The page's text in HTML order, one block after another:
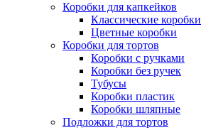
Коробки для капкейков
Классические коробки
Цветные коробки
Коробки для тортов
Коробки с ручками
Коробки без ручек
Тубусы
Коробки пластик
Коробки шляпные
Подложки для тортов